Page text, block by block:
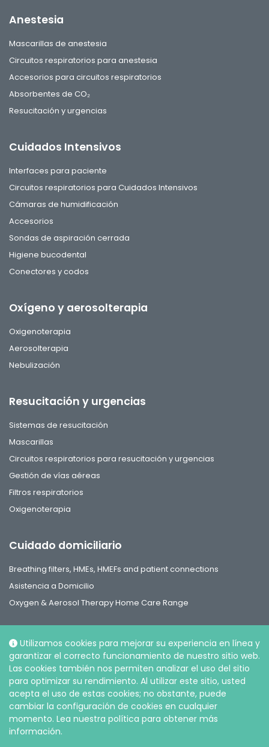
Utilizamos cookies para mejorar su experiencia en línea y
garantizar el correcto funcionamiento de nuestro sitio web.
Las cookies también nos permiten analizar el uso del sitio
para optimizar su rendimiento. Al utilizar este sitio, usted
acepta el uso de estas cookies; no obstante, puede
cambiar la configuración de cookies en cualquier
momento. Lea nuestra política para obtener más
información.
Anestesia
Mascarillas de anestesia
Circuitos respiratorios para anestesia
Accesorios para circuitos respiratorios
Absorbentes de CO₂
Resucitación y urgencias
Cuidados Intensivos
Interfaces para paciente
Circuitos respiratorios para Cuidados Intensivos
Cámaras de humidificación
Accesorios
Sondas de aspiración cerrada
Higiene bucodental
Conectores y codos
Oxígeno y aerosolterapia
Oxigenoterapia
Aerosolterapia
Nebulización
Resucitación y urgencias
Sistemas de resucitación
Mascarillas
Circuitos respiratorios para resucitación y urgencias
Gestión de vías aéreas
Filtros respiratorios
Oxigenoterapia
Cuidado domiciliario
Breathing filters, HMEs, HMEFs and patient connections
Asistencia a Domicilio
Oxygen & Aerosol Therapy Home Care Range
Social